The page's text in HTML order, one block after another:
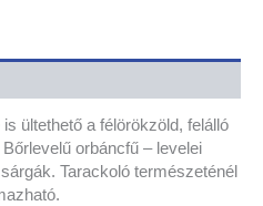
ültethető a félörökzöld, felálló
orbáncfű – levelei
Tarackoló természeténél